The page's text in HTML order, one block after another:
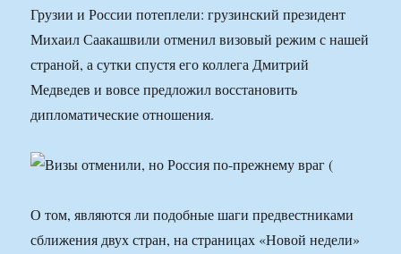
Грузии и России потеплели: грузинский президент
Михаил Саакашвили отменил визовый режим с нашей
страной, а сутки спустя его коллега Дмитрий
Медведев и вовсе предложил восстановить
дипломатические отношения.
О том, являются ли подобные шаги предвестниками
сближения двух стран, на страницах «Новой недели»